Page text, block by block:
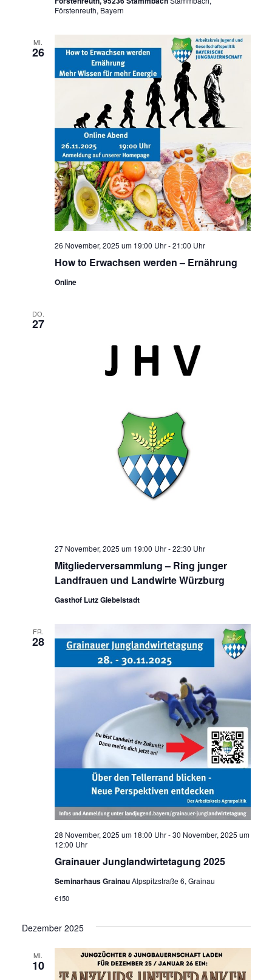
Förstenreuth, Bayern
MI.
26
How to Erwachsen werden – Ernährung
26 November, 2025 um 19:00 Uhr-21:00 Uhr
Online
DO.
27
Mitgliederversammlung – Ring junger
Landfrauen und Landwirte Würzburg
27 November, 2025 um 19:00 Uhr-22:30 Uhr
Gasthof Lutz Giebelstadt
FR.
28
Grainauer Junglandwirtetagung 2025
28 November, 2025 um 18:00 Uhr-30 November, 2025 um
12:00 Uhr
Seminarhaus GrainauAlpspitzstraße 6, Grainau
€150
Dezember 2025
MI.
10